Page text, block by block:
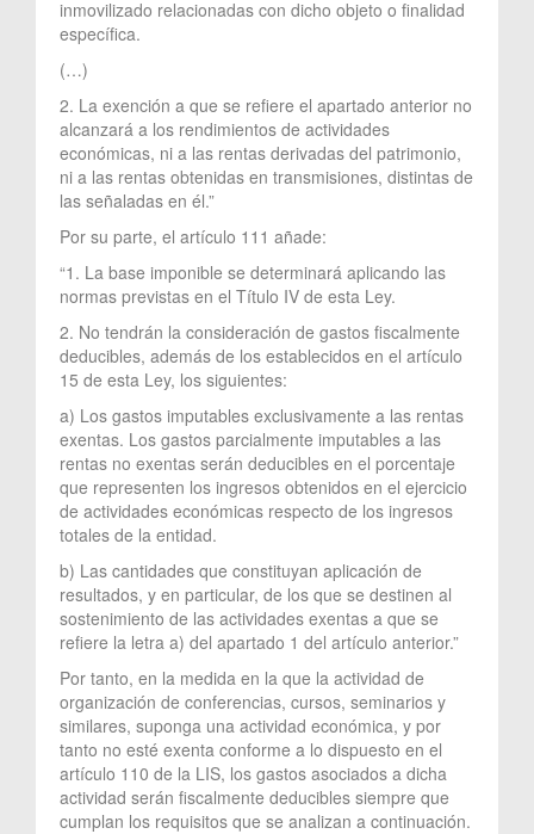
inmovilizado relacionadas con dicho objeto o finalidad
específica.
(…)
2. La exención a que se refiere el apartado anterior no
alcanzará a los rendimientos de actividades
económicas, ni a las rentas derivadas del patrimonio,
ni a las rentas obtenidas en transmisiones, distintas de
las señaladas en él.”
Por su parte, el artículo 111 añade:
“1. La base imponible se determinará aplicando las
normas previstas en el Título IV de esta Ley.
2. No tendrán la consideración de gastos fiscalmente
deducibles, además de los establecidos en el artículo
15 de esta Ley, los siguientes:
a) Los gastos imputables exclusivamente a las rentas
exentas. Los gastos parcialmente imputables a las
rentas no exentas serán deducibles en el porcentaje
que representen los ingresos obtenidos en el ejercicio
de actividades económicas respecto de los ingresos
totales de la entidad.
b) Las cantidades que constituyan aplicación de
resultados, y en particular, de los que se destinen al
sostenimiento de las actividades exentas a que se
refiere la letra a) del apartado 1 del artículo anterior.”
Por tanto, en la medida en la que la actividad de
organización de conferencias, cursos, seminarios y
similares, suponga una actividad económica, y por
tanto no esté exenta conforme a lo dispuesto en el
artículo 110 de la LIS, los gastos asociados a dicha
actividad serán fiscalmente deducibles siempre que
cumplan los requisitos que se analizan a continuación.